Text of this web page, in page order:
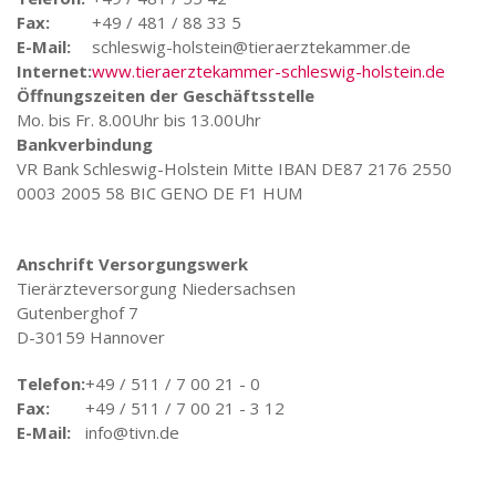
Fax:
+49 / 481 / 88 33 5
E-Mail:
schleswig-holstein@tieraerztekammer.de
Internet:www.tieraerztekammer-schleswig-holstein.de
Öffnungszeiten der Geschäftsstelle
Mo. bis Fr. 8.00Uhr bis 13.00Uhr
Bankverbindung
VR Bank Schleswig-Holstein Mitte IBAN DE87 2176 2550
0003 2005 58 BIC GENO DE F1 HUM
Anschrift Versorgungswerk
Tierärzteversorgung Niedersachsen
Gutenberghof 7
D-30159 Hannover
Telefon:+49 / 511 / 7 00 21 - 0
Fax:
+49 / 511 / 7 00 21 - 3 12
E-Mail:
info@tivn.de